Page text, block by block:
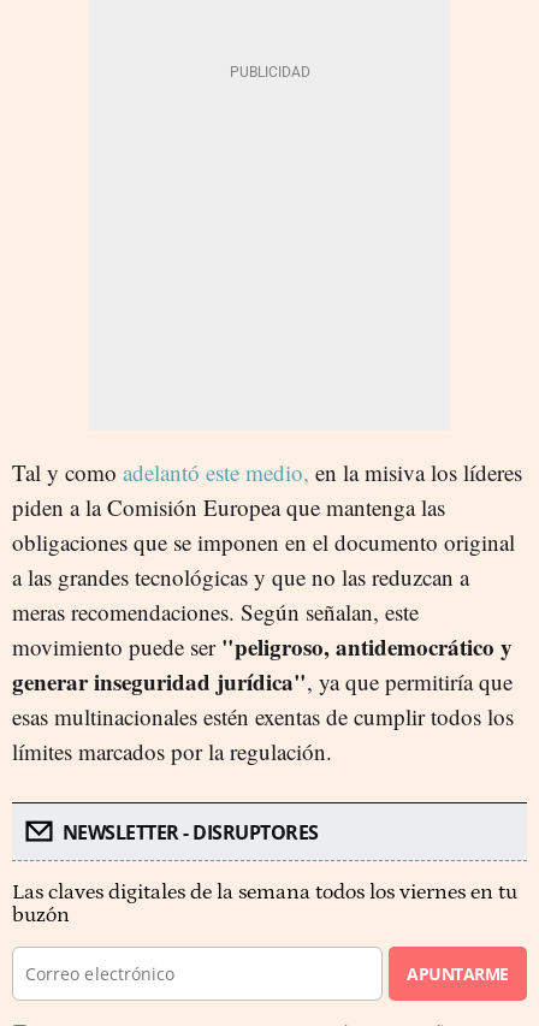
Tal y como adelantó este medio, en la misiva los líderes
piden a la Comisión Europea que mantenga las
obligaciones que se imponen en el documento original
a las grandes tecnológicas y que no las reduzcan a
meras recomendaciones. Según señalan, este
movimiento puede ser "peligroso, antidemocrático y
generar inseguridad jurídica", ya que permitiría que
esas multinacionales estén exentas de cumplir todos los
límites marcados por la regulación.
NEWSLETTER - DISRUPTORES
Las claves digitales de la semana todos los viernes en tu
buzón
APUNTARME